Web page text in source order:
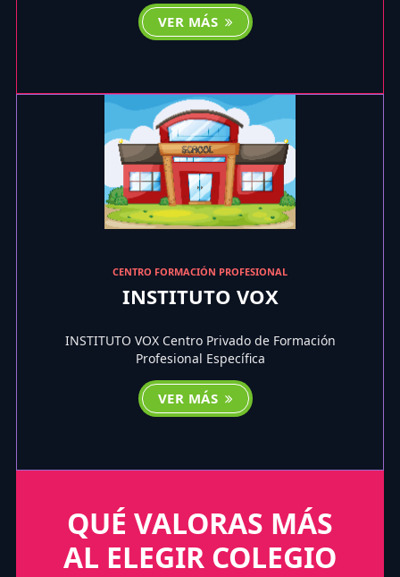
VER MÁS
CENTRO FORMACIÓN PROFESIONAL
INSTITUTO VOX
INSTITUTO VOX Centro Privado de Formación
Profesional Específica
VER MÁS
QUÉ VALORAS MÁS
AL ELEGIR COLEGIO